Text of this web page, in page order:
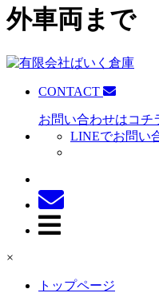
外車両まで
CONTACT
お問い合わせはコチ
LINEでお問い
×
トップページ